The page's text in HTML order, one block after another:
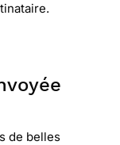
de belles